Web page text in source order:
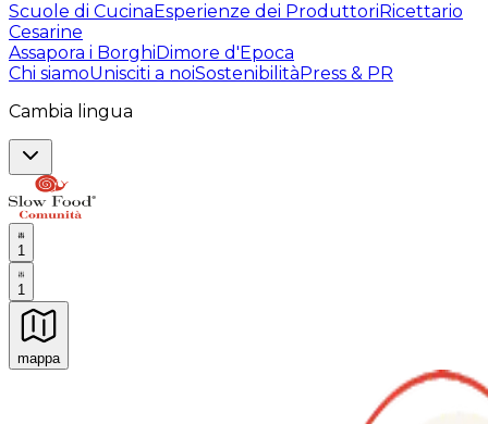
Scuole di CucinaEsperienze dei ProduttoriRicettario
Cesarine
Assapora i BorghiDimore d'Epoca
Chi siamoUnisciti a noiSostenibilitàPress & PR
Cambia lingua
1
1
mappa
Esperienze culinarie indimenticabili: Esperienze